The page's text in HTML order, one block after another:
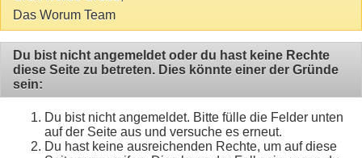
Das Worum Team
Du bist nicht angemeldet oder du hast keine Rechte
diese Seite zu betreten. Dies könnte einer der Gründe
sein:
Du bist nicht angemeldet. Bitte fülle die Felder unten
auf der Seite aus und versuche es erneut.
Du hast keine ausreichenden Rechte, um auf diese